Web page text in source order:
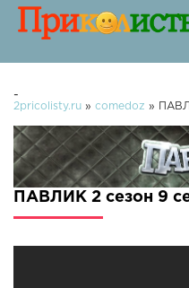
-
2pricolisty.ru » comedoz »
ПАВЛИК 2 сезон 9